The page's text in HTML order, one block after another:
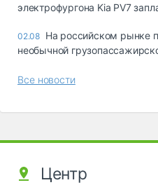
электрофургона Kia PV7
02.08 На российском рынке
необычной
Все новости
Центр